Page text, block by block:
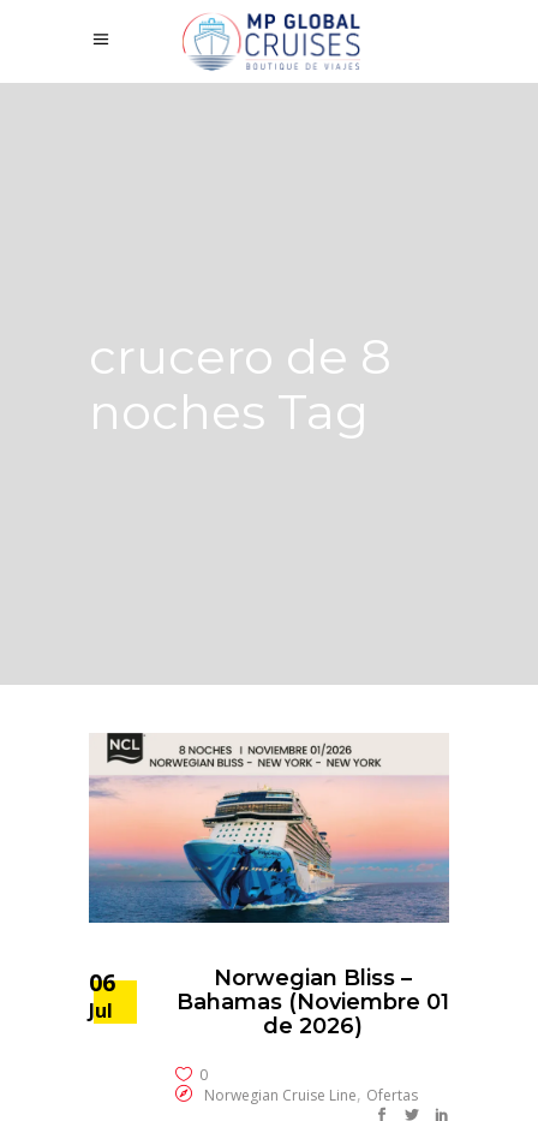
crucero de 8
noches Tag
06
Jul
Norwegian Bliss –
Bahamas (Noviembre 01
de 2026)
0
Norwegian Cruise Line, Ofertas